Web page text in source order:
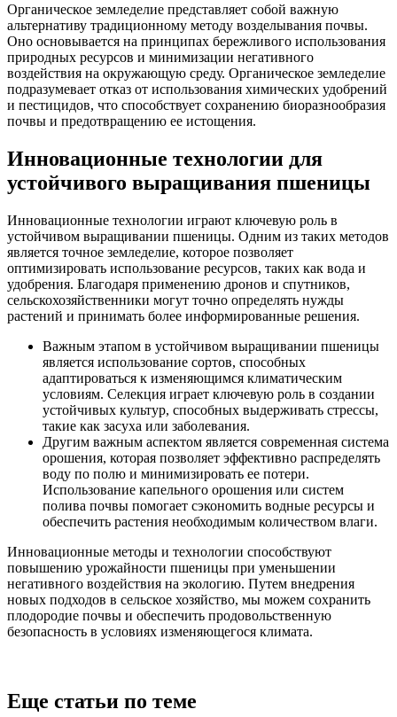
Органическое земледелие представляет собой важную
альтернативу традиционному методу возделывания почвы.
Оно основывается на принципах бережливого использования
природных ресурсов и минимизации негативного
воздействия на окружающую среду. Органическое земледелие
подразумевает отказ от использования химических удобрений
и пестицидов, что способствует сохранению биоразнообразия
почвы и предотвращению ее истощения.
Инновационные технологии для
устойчивого выращивания пшеницы
Инновационные технологии играют ключевую роль в
устойчивом выращивании пшеницы. Одним из таких методов
является точное земледелие, которое позволяет
оптимизировать использование ресурсов, таких как вода и
удобрения. Благодаря применению дронов и спутников,
сельскохозяйственники могут точно определять нужды
растений и принимать более информированные решения.
Важным этапом в устойчивом выращивании пшеницы
является использование сортов, способных
адаптироваться к изменяющимся климатическим
условиям. Селекция играет ключевую роль в создании
устойчивых культур, способных выдерживать стрессы,
такие как засуха или заболевания.
Другим важным аспектом является современная система
орошения, которая позволяет эффективно распределять
воду по полю и минимизировать ее потери.
Использование капельного орошения или систем
полива почвы помогает сэкономить водные ресурсы и
обеспечить растения необходимым количеством влаги.
Инновационные методы и технологии способствуют
повышению урожайности пшеницы при уменьшении
негативного воздействия на экологию. Путем внедрения
новых подходов в сельское хозяйство, мы можем сохранить
плодородие почвы и обеспечить продовольственную
безопасность в условиях изменяющегося климата.
Еще статьи по теме